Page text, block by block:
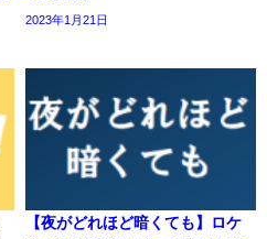
2023年1月21日
【夜がどれほど暗くても】ロケ